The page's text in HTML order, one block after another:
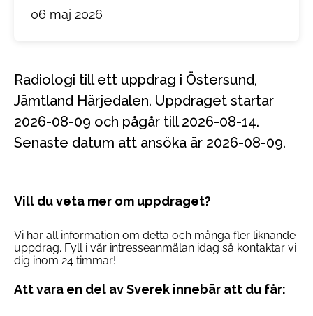
06 maj 2026
Radiologi till ett uppdrag i Östersund,
Jämtland Härjedalen. Uppdraget startar
2026-08-09 och pågår till 2026-08-14.
Senaste datum att ansöka är 2026-08-09.
Vill du veta mer om uppdraget?
Vi har all information om detta och många fler liknande
uppdrag. Fyll i vår intresseanmälan idag så kontaktar vi
dig inom 24 timmar!
Att vara en del av Sverek innebär att du får: